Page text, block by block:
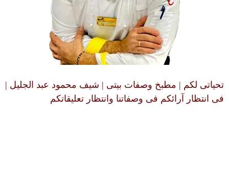
تحياتى لكم | مطبخ وصفات بيتى | شيف محمود عبد الجليل |
فى انتظار آرائكم فى وصفاتنا وانتظار تعليقاتكم